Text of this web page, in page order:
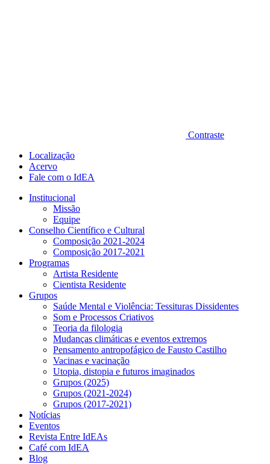
Contraste
Localização
Acervo
Fale com o IdEA
Institucional
Missão
Equipe
Conselho Científico e Cultural
Composição 2021-2024
Composição 2017-2021
Programas
Artista Residente
Cientista Residente
Grupos
Saúde Mental e Violência: Tessituras Dissidentes
Som e Processos Criativos
Teoria da filologia
Mudanças climáticas e eventos extremos
Pensamento antropofágico de Fausto Castilho
Vacinas e vacinação
Utopia, distopia e futuros imaginados
Grupos (2025)
Grupos (2021-2024)
Grupos (2017-2021)
Notícias
Eventos
Revista Entre IdEAs
Café com IdEA
Blog